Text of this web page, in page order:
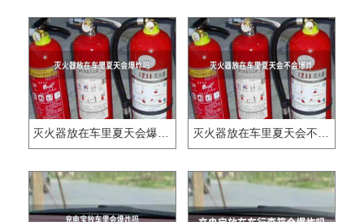
灭火器放在车里夏天会爆炸吗 灭火器放在车里夏天会不会爆炸